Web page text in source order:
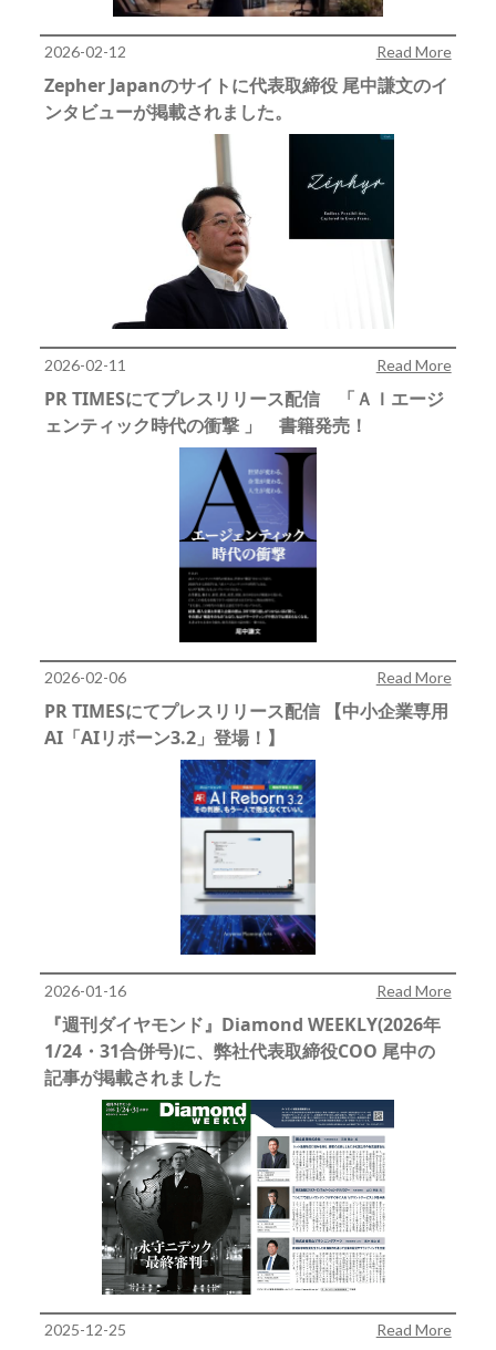
2026-02-12 Read More
Zepher Japanのサイトに代表取締役 尾中謙文のイ
ンタビューが掲載されました。
2026-02-11 Read More
PR TIMESにてプレスリリース配信 「ＡＩエージ
ェンティック時代の衝撃 」 書籍発売！
2026-02-06 Read More
PR TIMESにてプレスリリース配信 【中小企業専用
AI「AIリボーン3.2」登場！】
2026-01-16 Read More
『週刊ダイヤモンド』Diamond WEEKLY(2026年
1/24・31合併号)に、弊社代表取締役COO 尾中の
記事が掲載されました
2025-12-25 Read More